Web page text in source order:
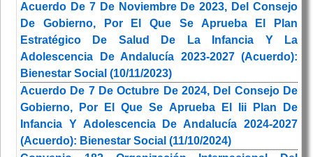
Acuerdo De 7 De Noviembre De 2023, Del Consejo
De Gobierno, Por El Que Se Aprueba El Plan
Estratégico De Salud De La Infancia Y La
Adolescencia De Andalucía 2023-2027 (Acuerdo):
Bienestar Social (10/11/2023)
Acuerdo De 7 De Octubre De 2024, Del Consejo De
Gobierno, Por El Que Se Aprueba El Iii Plan De
Infancia Y Adolescencia De Andalucía 2024-2027
(Acuerdo): Bienestar Social (11/10/2024)